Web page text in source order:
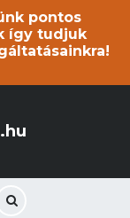
pontos
így tudjuk